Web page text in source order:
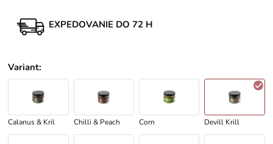
EXPEDOVANIE DO 72 H
Variant:
Calanus & Kril Chilli & Peach Corn Devill Krill